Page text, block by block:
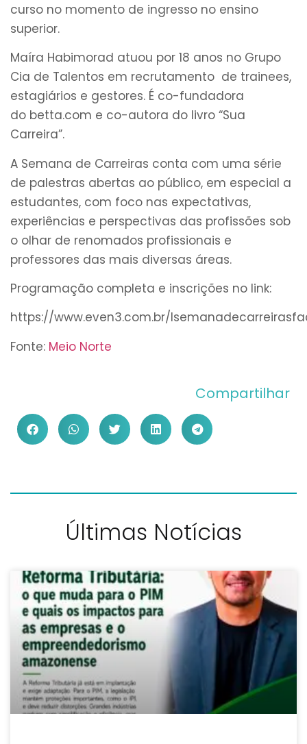
curso no momento de ingresso no ensino
superior.
Maíra Habimorad atuou por 18 anos no Grupo
Cia de Talentos em recrutamento de trainees,
estagiários e gestores. É co-fundadora
do betta.com e co-autora do livro “Sua
Carreira”.
A Semana de Carreiras conta com uma série
de palestras abertas ao público, em especial a
estudantes, com foco nas expectativas,
experiências e perspectivas das profissões sob
o olhar de renomados profissionais e
professores das mais diversas áreas.
Programação completa e inscrições no link:
https://www.even3.com.br/
Fonte: Meio Norte
Compartilhar
Últimas Notícias